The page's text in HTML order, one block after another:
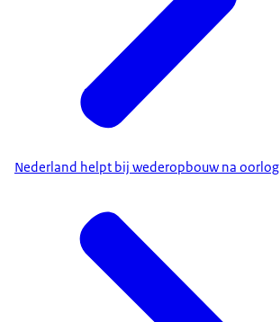
Nederland helpt bij wederopbouw na oorlog